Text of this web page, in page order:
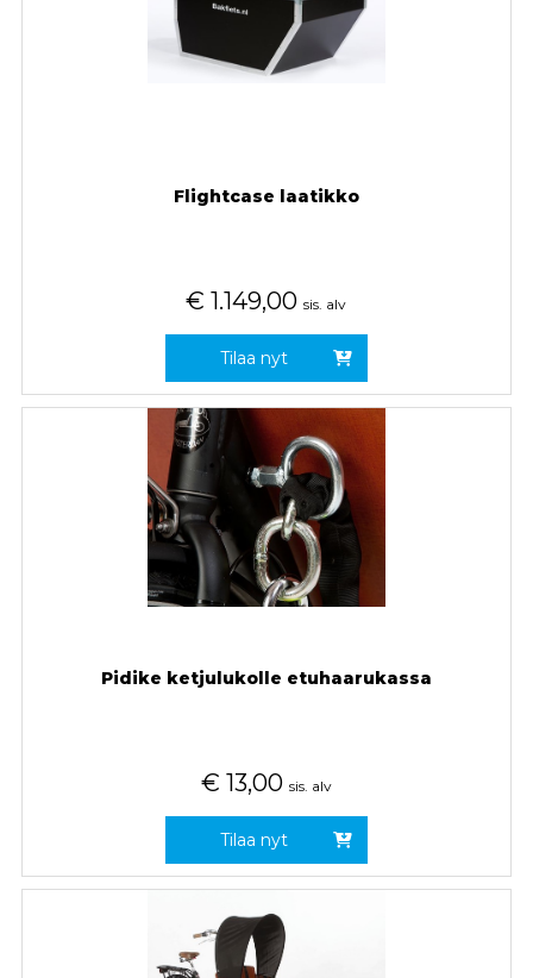
Flightcase laatikko
€ 1.149,00 sis. alv
Tilaa nyt
Pidike ketjulukolle etuhaarukassa
€ 13,00 sis. alv
Tilaa nyt